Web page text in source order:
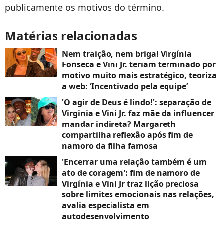
publicamente os motivos do término.
Matérias relacionadas
Nem traição, nem briga! Virgínia
Fonseca e Vini Jr. teriam terminado por
motivo muito mais estratégico, teoriza
a web: ‘Incentivado pela equipe’
'O agir de Deus é lindo!': separação de
Virginia e Vini Jr. faz mãe da influencer
mandar indireta? Margareth
compartilha reflexão após fim de
namoro da filha famosa
'Encerrar uma relação também é um
ato de coragem': fim de namoro de
Virgínia e Vini Jr traz lição preciosa
sobre limites emocionais nas relações,
avalia especialista em
autodesenvolvimento